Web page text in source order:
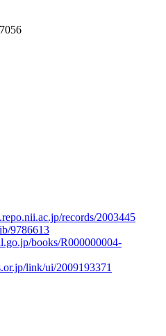
records/2003445
9786613
books/R000000004-
link/ui/2009193371